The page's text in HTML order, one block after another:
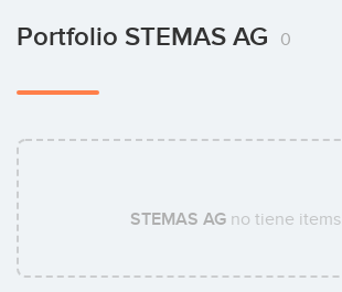
Portfolio STEMAS AG 0
STEMAS AG no tiene items